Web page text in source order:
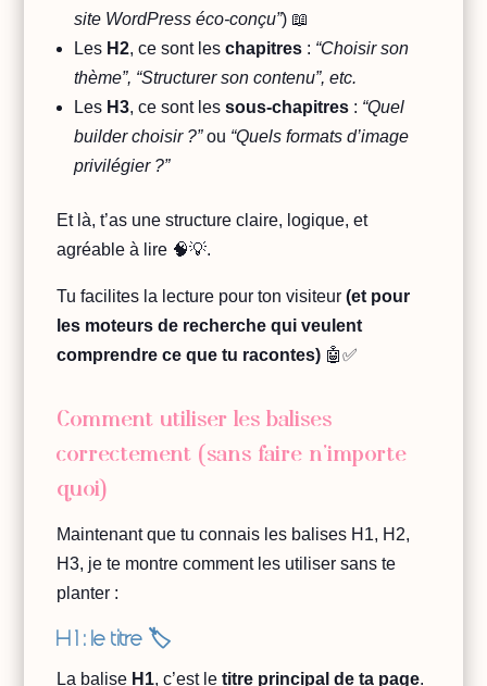
site WordPress éco-conçu”) 📖
Les H2, ce sont leschapitres : “Choisir son
thème”, “Structurer son contenu”, etc.
Les H3, ce sont lessous-chapitres : “Quel
builder choisir ?”ou “Quels formats d’image
privilégier ?”
Et là, t’as une structure claire, logique, et
agréable à lire 🧠💡.
Tu facilites la lecture pour ton visiteur(et pour
les moteurs de recherche qui veulent
comprendre ce que tu racontes) 🤖✅
Comment utiliser les balises
correctement (sans faire n’importe
quoi)
Maintenant que tu connais les balises H1, H2,
H3, je te montre comment les utiliser sans te
planter :
H 1 : le titre 🏷️
La balise H1, c’est letitre principal de ta page.